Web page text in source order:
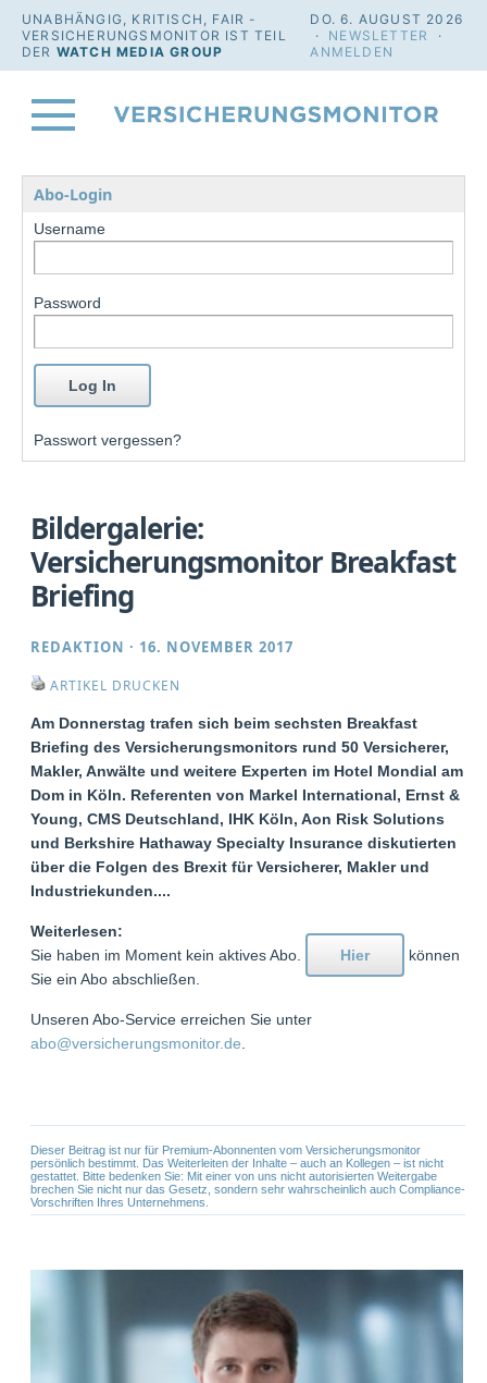
UNABHÄNGIG, KRITISCH, FAIR -
VERSICHERUNGSMONITOR IST TEIL
DER WATCH MEDIA GROUP
DO. 6. AUGUST 2026
· NEWSLETTER
·
ANMELDEN
Abo-Login
Username
Password
Passwort vergessen?
Bildergalerie:
Versicherungsmonitor Breakfast
Briefing
REDAKTION · 16. NOVEMBER 2017
ARTIKEL DRUCKEN
Am Donnerstag trafen sich beim sechsten Breakfast
Briefing des Versicherungsmonitors rund 50 Versicherer,
Makler, Anwälte und weitere Experten im Hotel Mondial am
Dom in Köln. Referenten von Markel International, Ernst &
Young, CMS Deutschland, IHK Köln, Aon Risk Solutions
und Berkshire Hathaway Specialty Insurance diskutierten
über die Folgen des Brexit für Versicherer, Makler und
Industriekunden....
Weiterlesen:
Sie haben im Moment kein aktives Abo.
Hier
können
Sie ein Abo abschließen.
Unseren Abo-Service erreichen Sie unter
abo@versicherungsmonitor.de
Dieser Beitrag ist nur für Premium-Abonnenten vom Versicherungsmonitor
persönlich bestimmt. Das Weiterleiten der Inhalte – auch an Kollegen – ist nicht
gestattet. Bitte bedenken Sie: Mit einer von uns nicht autorisierten Weitergabe
brechen Sie nicht nur das Gesetz, sondern sehr wahrscheinlich auch Compliance-
Vorschriften Ihres Unternehmens.